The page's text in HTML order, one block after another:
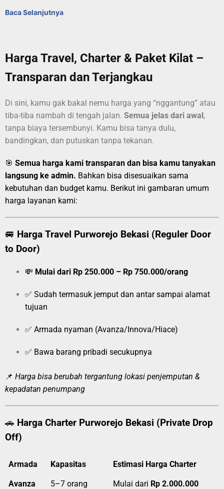
Baca Selanjutnya
Harga Travel, Charter & Paket Kilat –
Transparan dan Terjangkau
Di sini, kamu gak bakal nemu harga yang “nggantung” atau
tiba-tiba nambah di tengah jalan. Semua jelas dari awal,
tanpa biaya tersembunyi. Kamu bisa tanya dulu,
bandingkan, dan putuskan tanpa tekanan.
🎯 Semua harga kami transparan dan bisa kamu tanyakan
langsung ke admin. Bahkan bisa disesuaikan sama
kebutuhan dan budget kamu. Berikut ini gambaran umum
harga layanan kami:
🚐 Harga Travel Purworejo Bekasi (Reguler Door
to Door)
💸 Mulai dari Rp 250.000 – Rp 750.000/orang
✅ Sudah termasuk jemput dan antar sampai alamat
tujuan
✅ Armada nyaman (Avanza/Innova/Hiace)
✅ Bawa barang pribadi secukupnya
📌 Harga bisa berubah tergantung lokasi penjemputan &
kepadatan penumpang
🚗 Harga Charter Purworejo Bekasi (Private Drop
Off)
Armada Kapasitas Estimasi Harga Charter
Avanza 5–7 orang Mulai dari Rp 2.000.000